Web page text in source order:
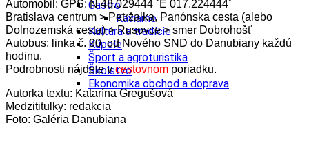
Gastro
Kaviarne
Kultúra a tradície
Kúpele
Šport a agroturistika
Školstvo
Ekonomika obchod a doprava
Automobil: GPS: N 48.029444 ˚E 017.224444˚
Bratislava centrum > Petržalka, Panónska cesta (alebo
Dolnozemská cesta) > Rusovce > smer Dobrohošť
Autobus: linka č. 90, od Nového SND do Danubiany každú
hodinu.
Podrobnosti nájdete v cestovnom poriadku.
Autorka textu: Katarína Gregušová
Medzititulky: redakcia
Foto: Galéria Danubiana